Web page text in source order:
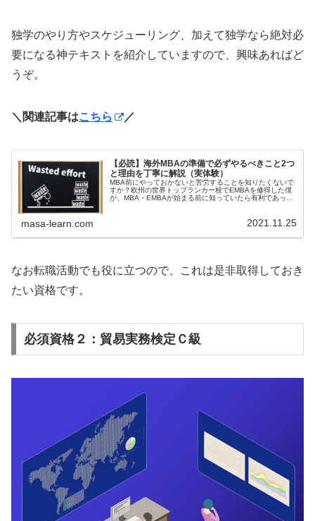
独学のやり方やスケジューリング、加えて独学なら絶対必
要になる神テキストを紹介していますので、興味あればど
うぞ。
＼関連記事はこちら ／
【必読】海外MBAの準備で必ずやるべきこと2つ
と理由を丁寧に解説（実体験）
MBA前にやっておかないと苦労することを知りたくないで
すか？欧州の世界トップランカー校でEMBAを修得した僕
が、MBA・EMBAが始まる前に知っていたら有利であった
masa-learn.com 2021.11.25
なお転職活動でも役に立つので、これは是非取得しておき
たい資格です。
必須資格２：貿易実務検定Ｃ級